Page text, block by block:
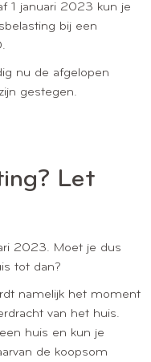
1 januari 2023 kun je
bij een
nu de afgelopen
gestegen.
Let
2023. Moet je dus
tot dan?
namelijk het moment
van het huis.
huis en kun je
de koopsom